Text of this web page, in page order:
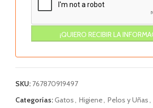
SKU: 767870919497
Categorías:Gatos, Higiene, Pelos y Uñas,